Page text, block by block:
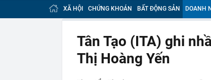
08:12
Vĩnh
08:12
Căn
Một
hề
08:11
XÃ HỘI CHỨNG KHOÁN BẤT ĐỘNG SẢN DOANH
Tân Tạo (ITA) ghi
Thị Hoàng Yến